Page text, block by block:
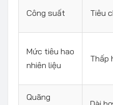
Công suất Tiêu
Mức tiêu hao
nhiên liệu
Thấp
Quãng